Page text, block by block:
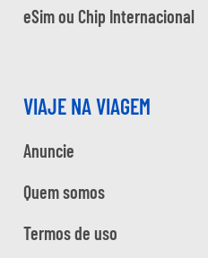
eSim ou Chip Internacional
VIAJE NA VIAGEM
Anuncie
Quem somos
Termos de uso